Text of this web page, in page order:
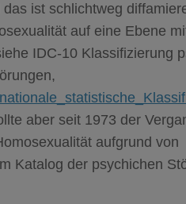
ist schlichtweg
auf eine Ebene
IDC-10 Klassifizierung
aber seit 1973 der
aufgrund von
Katalog der psychichen